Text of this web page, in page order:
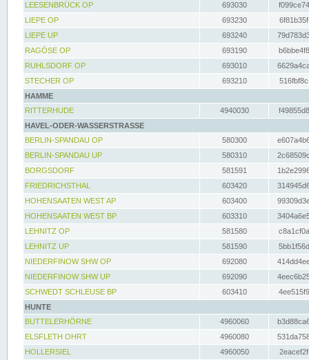
LEESENBRÜCK OP
693030
LIEPE OP
693230
LIEPE UP
693240
RAGÖSE OP
693190
RUHLSDORF OP
693010
STECHER OP
693210
HAMME
RITTERHUDE
4940030
HAVEL-ODER-WASSERSTRASSE
BERLIN-SPANDAU OP
580300
BERLIN-SPANDAU UP
580310
BORGSDORF
581591
FRIEDRICHSTHAL
603420
HOHENSAATEN WEST AP
603400
HOHENSAATEN WEST BP
603310
LEHNITZ OP
581580
LEHNITZ UP
581590
NIEDERFINOW SHW OP
692080
NIEDERFINOW SHW UP
692090
SCHWEDT SCHLEUSE BP
603410
HUNTE
BUTTELERHÖRNE
4960060
ELSFLETH OHRT
4960080
HOLLERSIEL
4960050